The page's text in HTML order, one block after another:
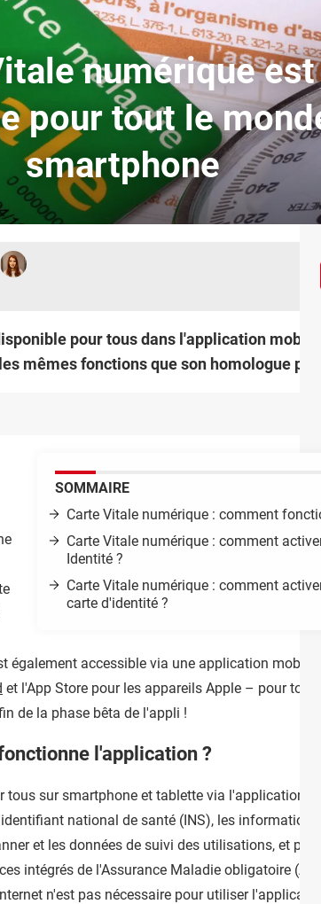
numérique
pour tout le
smartphone
pour tous dans l'application mobile
mêmes fonctions que son homologue
SOMMAIRE
Carte Vitale numérique : comment
Carte Vitale numérique : comment
Identité ?
Carte Vitale numérique : comment
carte d'identité ?
également accessible via une application mobile
et l'App Store pour les appareils Apple – pour tout
de la phase bêta de l'appli !
l'application ?
sur smartphone et tablette via l'application
national de santé (INS), les informations
et les données de suivi des utilisations, et
intégrés de l'Assurance Maladie obligatoire
n'est pas nécessaire pour utiliser